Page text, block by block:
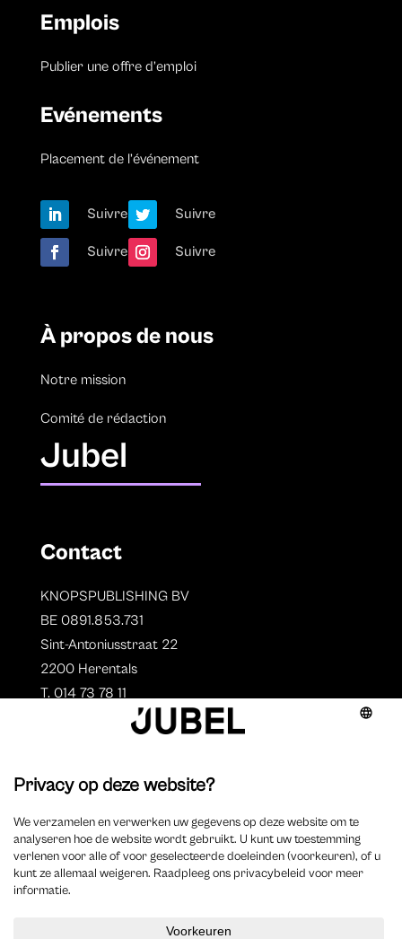
Emplois
Publier une offre d’emploi
Evénements
Placement de l’événement
Suivre Suivre
Suivre Suivre
À propos de nous
Notre mission
Comité de rédaction
Jubel
Contact
KNOPSPUBLISHING BV
BE 0891.853.731
Sint-Antoniusstraat 22
2200 Herentals
T. 014 73 78 11
Aperçu des auteurs
Devenir auteur ?
2023 Jubel – Webdesign byWisemen